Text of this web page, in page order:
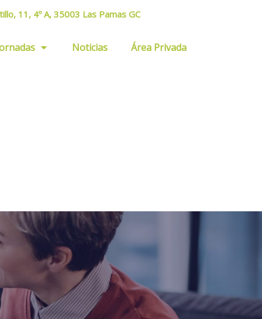
11, 4º A, 35003 Las Pamas GC
Noticias Área Privada